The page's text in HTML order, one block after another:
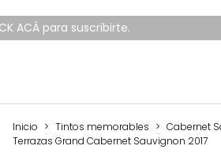
ACÁ para suscribirte.
Inicio > Tintos memorables > Cabernet
Terrazas Grand Cabernet Sauvignon 2017